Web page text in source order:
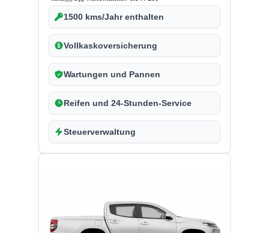
1500 kms/Jahr enthalten
Vollkaskoversicherung
Wartungen und Pannen
Reifen und 24-Stunden-Service
Steuerverwaltung